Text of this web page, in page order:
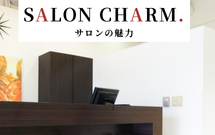
SALON CHARM.
サロンの魅力